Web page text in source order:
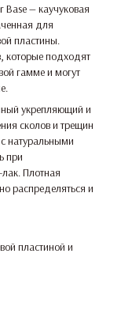
Base — каучуковая
для
пластины.
которые подходят
гамме и могут
укрепляющий и
сколов и трещин
натуральными
при
Плотная
распределяться и
пластиной и